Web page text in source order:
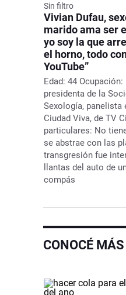
Sin filtro
Vivian Dufau,
marido ama ser
yo soy la que
el horno, todo
YouTube”
Edad: 44 Ocupación:
presidenta de la
Sexología, panelista
Ciudad Viva, de TV
particulares: No
se abstrae con las
transgresión fue
llantas del auto de
compás
CONOCÉ